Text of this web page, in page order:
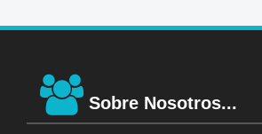
Sobre Nosotros...